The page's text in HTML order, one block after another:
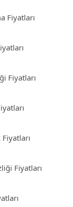
Fiyatları
Fiyatları
Fiyatları